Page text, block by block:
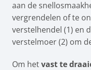
aan de
vergrendelen of te
verstelhendel (1) en
verstelmoer (2) om
Om hetvast te